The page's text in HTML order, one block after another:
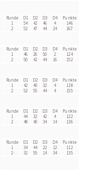
Runde D1 D2 D3 D4
Punkte
1
54 42 46 4
146
2
52 47 44 24
167
Runde D1 D2 D3 D4
Punkte
1
46 26 50 2
124
2
50 42 44 16
152
Runde D1 D2 D3 D4
Punkte
1
42 40 32 4
118
2
52 55 44 4
155
Runde D1 D2 D3 D4
Punkte
1
44 32 42 4
122
2
48 40 34 14
136
Runde D1 D2 D3 D4
Punkte
1
34 44 22 12
112
2
32 55 14 34
135